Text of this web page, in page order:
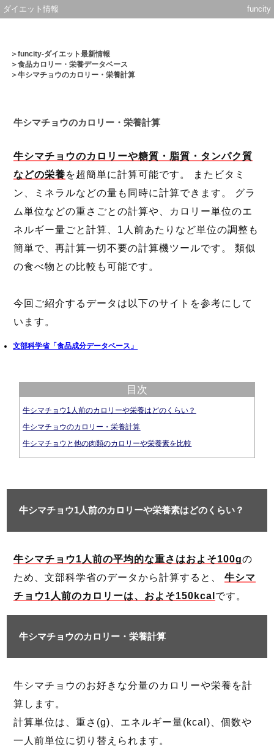
ダイエット情報 funcity
＞funcity-ダイエット最新情報
＞食品カロリー・栄養データベース
＞牛シマチョウのカロリー・栄養計算
牛シマチョウのカロリー・栄養計算
牛シマチョウのカロリーや糖質・脂質・タンパク質
などの栄養を超簡単に計算可能です。 またビタミ
ン、ミネラルなどの量も同時に計算できます。 グラ
ム単位などの重さごとの計算や、カロリー単位のエ
ネルギー量ごと計算、1人前あたりなど単位の調整も
簡単で、再計算一切不要の計算機ツールです。 類似
の食べ物との比較も可能です。
今回ご紹介するデータは以下のサイトを参考にして
います。
文部科学省「食品成分データベース」
目次
牛シマチョウ1人前のカロリーや栄養はどのくらい？
牛シマチョウのカロリー・栄養計算
牛シマチョウと他の肉類のカロリーや栄養素を比較
牛シマチョウ1人前のカロリーや栄養素はどのくらい？
牛シマチョウ1人前の平均的な重さはおよそ100gの
ため、文部科学省のデータから計算すると、 牛シマ
チョウ1人前のカロリーは、およそ150kcal です。
牛シマチョウのカロリー・栄養計算
牛シマチョウのお好きな分量のカロリーや栄養を計
算します。
計算単位は、重さ(g)、エネルギー量(kcal)、個数や
一人前単位に切り替えられます。